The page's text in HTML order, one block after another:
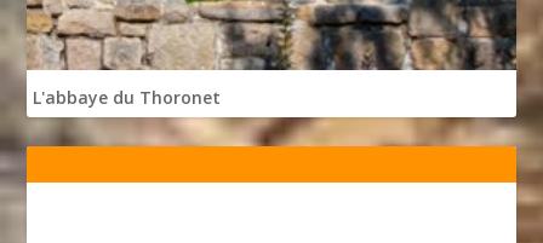
L'abbaye du Thoronet